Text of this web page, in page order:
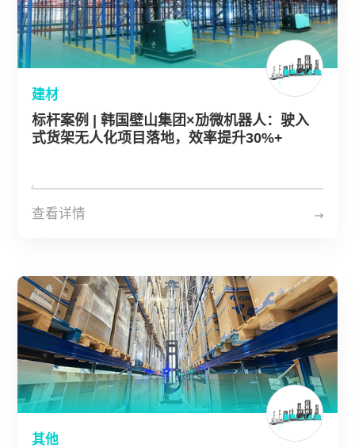
建材
标杆案例 | 韩国壁山集团×劢微机器人：驶入
式货架无人化项目落地，效率提升30%+
查看详情
其他